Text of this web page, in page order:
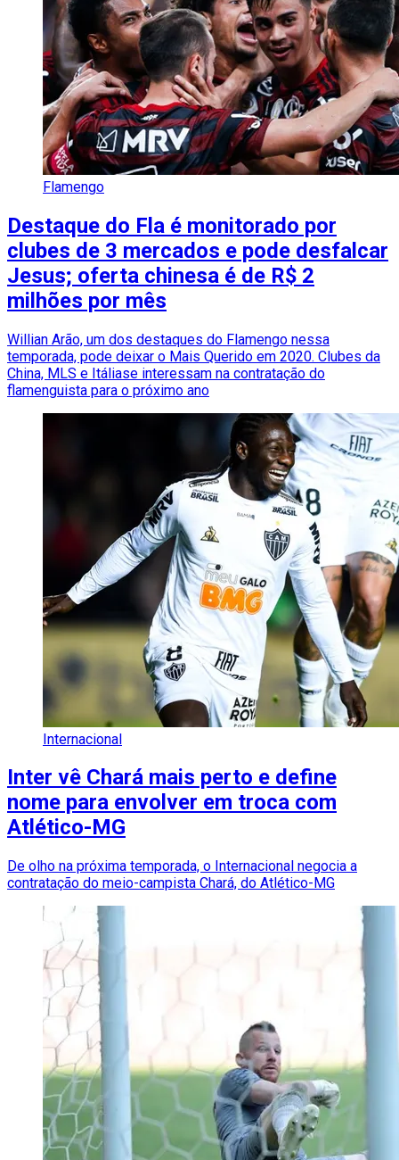
Flamengo
Destaque do Fla é monitorado por
clubes de 3 mercados e pode desfalcar
Jesus; oferta chinesa é de R$ 2
milhões por mês
Willian Arão, um dos destaques do Flamengo nessa
temporada, pode deixar o Mais Querido em 2020. Clubes da
China, MLS e Itáliase interessam na contratação do
flamenguista para o próximo ano
Internacional
Inter vê Chará mais perto e define
nome para envolver em troca com
Atlético-MG
De olho na próxima temporada, o Internacional negocia a
contratação do meio-campista Chará, do Atlético-MG